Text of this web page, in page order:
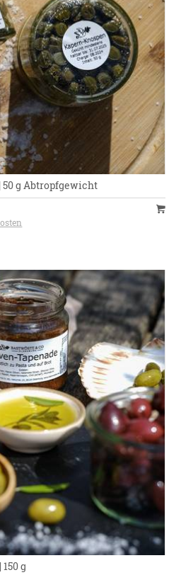
50 g Abtropfgewicht
g